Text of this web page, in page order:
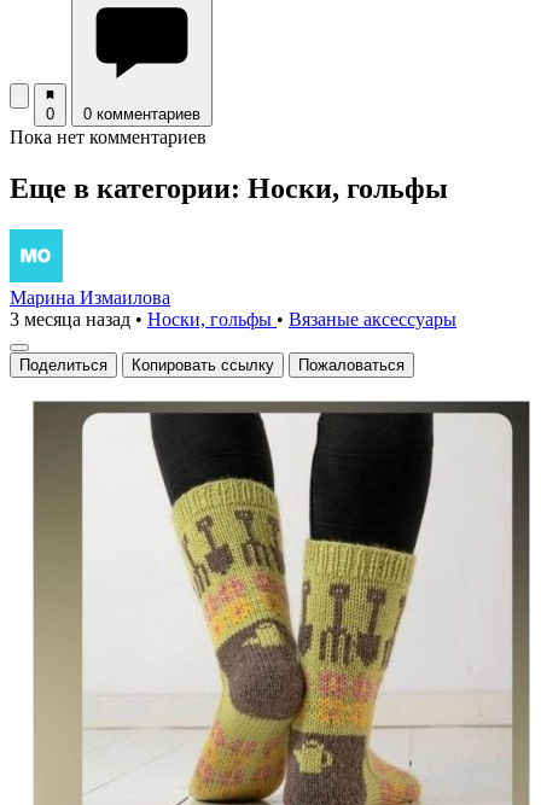
0 0 комментариев
Пока нет комментариев
Еще в категории: Носки, гольфы
Марина Измаилова
3 месяца назад • Носки, гольфы • Вязаные аксесcуары
Поделиться Копировать ссылку Пожаловаться